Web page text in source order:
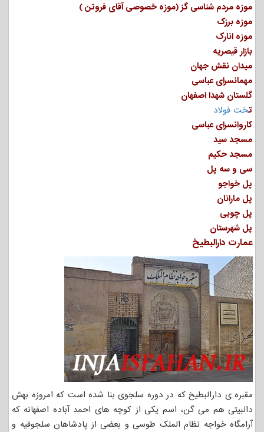
موزه مردم شناسی گز (موزه خصوصی آقای فروتن )
موزه برزک
موزه انارک
بازار قیصریه
میدان نقش جهان
مهمانسرای عباسی
گلستان شهدا اصفهان
تخت فولاد
کاروانسرای عباسی
مسجد سید
مسجد حکیم
سی و سه پل
پل خواجو
پل مارانان
پل چوبی
پل شهرستان
عمارت دارالبطیخ
مقبره ی دارالبطیخ که در دوره سلجوی بنا شده است که امروزه بهش
دالبیتی هم می گن، اسم یکی از کوچه های احمد آباده اصفهانه که
آرامگاه خواجه نظام الملک طوسی و بعضی از پادشاهان سلجوقیه و